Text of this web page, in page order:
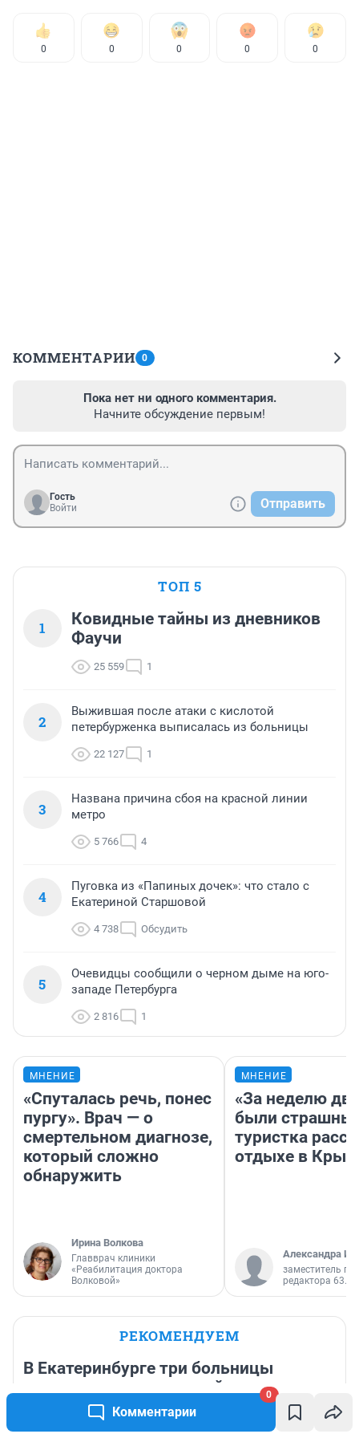
Комментарии
0
0 0 0 0 0
КОММЕНТАРИИ 0
Пока нет ни одного комментария.
Начните обсуждение первым!
Гость
Войти
Отправить
ТОП 5
1
Ковидные тайны из дневников
Фаучи
25 559 1
2
Выжившая после атаки с кислотой
петербурженка выписалась из больницы
22 127 1
3
Названа причина сбоя на красной линии
метро
5 766 4
4
Пуговка из «Папиных дочек»: что стало с
Екатериной Старшовой
4 738 Обсудить
5
Очевидцы сообщили о черном дыме на юго-
западе Петербурга
2 816 1
МНЕНИЕ
«Спуталась речь, понес
пургу». Врач — о
смертельном диагнозе,
который сложно
обнаружить
Ирина Волкова
Главврач клиники
«Реабилитация доктора
Волковой»
МНЕНИЕ
«За неделю
были
туристка
отдыхе в
Александра
заместитель
редактора 63.RU
РЕКОМЕНДУЕМ
В Екатеринбурге три больницы
проглядели запущенный рак у
пациентки. После родов ей удалили
несколько органов